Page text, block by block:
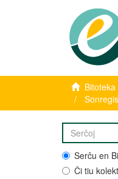
Serĉu en
Ĉi tiu